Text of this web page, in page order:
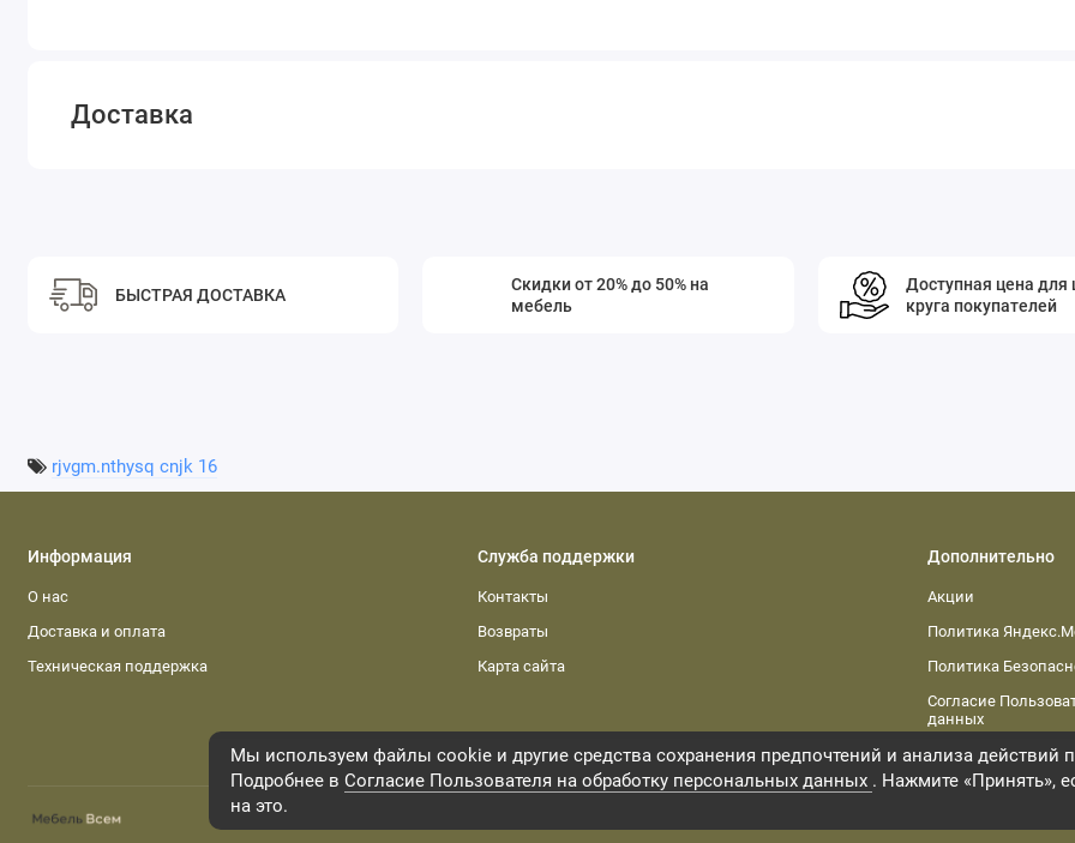
Доставка
БЫСТРАЯ ДОСТАВКА
Скидки от 20% до 50% на
мебель
Доступная цена для
круга покупателей
rjvgm.nthysq cnjk 16
Мы используем файлы cookie и другие средства сохранения предпочтений и анализа действий
Подробнее в Согласие Пользователя на обработку персональных данных . Нажмите «Принять»,
на это.
Информация
О нас
Доставка и оплата
Техническая поддержка
Служба поддержки
Контакты
Возвраты
Карта сайта
Дополнительно
Акции
Политика
Политика
Согласие
данных